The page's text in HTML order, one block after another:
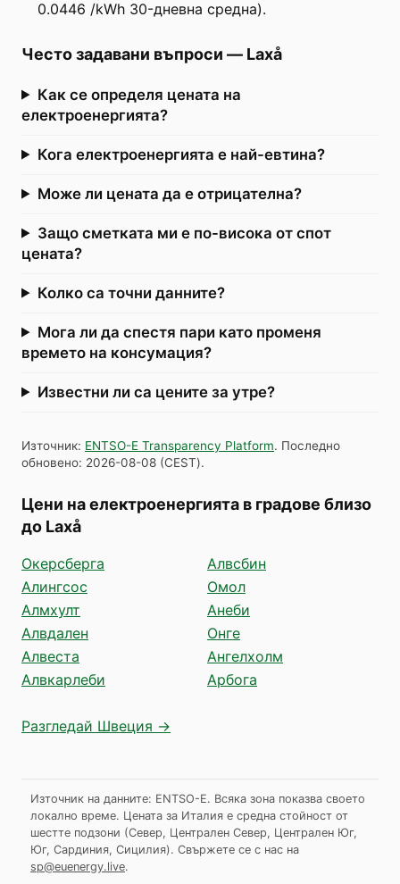
0.0446 /kWh 30-дневна средна).
Често задавани въпроси — Laxå
Как се определя цената на
електроенергията?
Кога електроенергията е най-евтина?
Може ли цената да е отрицателна?
Защо сметката ми е по-висока от спот
цената?
Колко са точни данните?
Мога ли да спестя пари като променя
времето на консумация?
Известни ли са цените за утре?
Източник: ENTSO-E Transparency Platform. Последно
обновено: 2026-08-08 (CEST).
Цени на електроенергията в градове близо
до Laxå
Окерсберга
Алингсос
Алмхулт
Алвдален
Алвеста
Алвкарлеби
Алвсбин
Омол
Анеби
Онге
Ангелхолм
Арбога
Разгледай Швеция →
Източник на данните: ENTSO-E. Всяка зона показва своето
локално време. Цената за Италия е средна стойност от
шестте подзони (Север, Централен Север, Централен Юг,
Юг, Сардиния, Сицилия). Свържете се с нас на
sp@euenergy.live.